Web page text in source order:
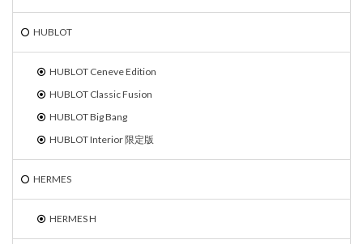
HUBLOT
HUBLOT Ceneve Edition
HUBLOT Classic Fusion
HUBLOT Big Bang
HUBLOT Interior 限定版
HERMES
HERMES H